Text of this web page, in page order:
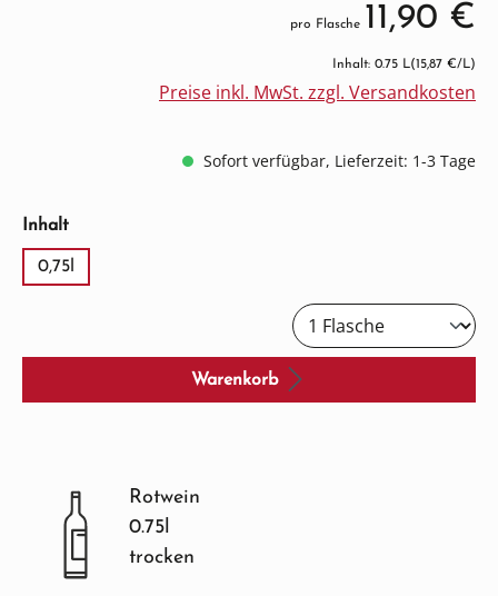
pro Flasche 11,90 €
Inhalt: 0.75 L(15,87 €/L)
Preise inkl. MwSt. zzgl. Versandkosten
Sofort verfügbar, Lieferzeit: 1-3 Tage
Inhaltauswählen
0,75l
Warenkorb
Rotwein
0.75l
trocken